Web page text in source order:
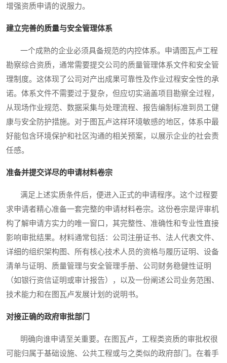
增强资质申请的说服力。
建立完善的质量与安全管理体系
一个成熟的企业必须具备规范的内控体系。申请图瓦卢工程
勘察综合资质，通常需要提交公司的质量管理体系文件和安全管
理制度。这体现了公司对产出成果可靠性及作业过程安全性的承
诺。体系文件不需要过于复杂，但应切实涵盖项目勘察全过程，
从现场作业规范、数据采集与处理流程、报告编制标准到员工健
康与安全防护措施。对于图瓦卢这样环境敏感的地区，体系中最
好能包含环境保护和社区沟通的相关预案，以展示企业的社会责
任感。
准备并提交详尽的申请材料卷宗
满足上述实质条件后，便进入正式的申请程序。这个过程要
求申请者精心准备一套完整的申请材料卷宗。这份卷宗是评审机
构了解申请方实力的唯一窗口，其完整性、准确性和专业性直接
影响审批结果。材料通常包括：公司注册证书、法人代表文件、
详细的组织架构图、所有核心技术人员的资格与履历证明、设备
清单与证明、质量管理与安全管理手册、公司财务稳健性证明
（如银行资信证明或审计报告），以及一份阐述公司业务范围、
技术能力和在图瓦卢发展计划的说明书。
对接正确的政府审批部门
明确向谁申请至关重要。在图瓦卢，工程类资质的审批权很
可能归属于基础设施、公共工程或与之类似的政府部门。在着手